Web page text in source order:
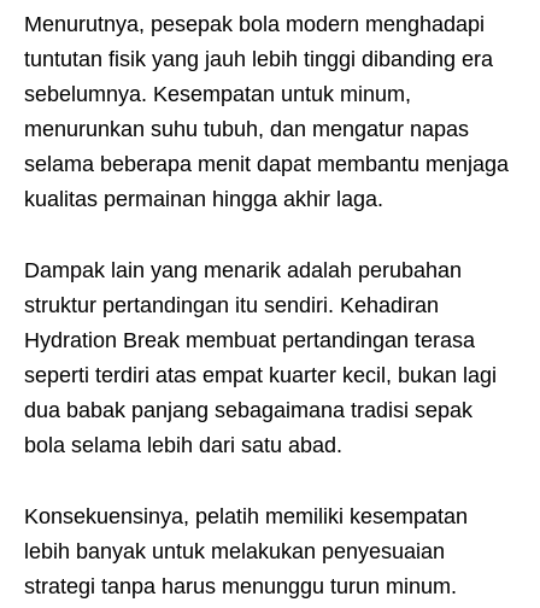
Menurutnya, pesepak bola modern menghadapi
tuntutan fisik yang jauh lebih tinggi dibanding era
sebelumnya. Kesempatan untuk minum,
menurunkan suhu tubuh, dan mengatur napas
selama beberapa menit dapat membantu menjaga
kualitas permainan hingga akhir laga.
Dampak lain yang menarik adalah perubahan
struktur pertandingan itu sendiri. Kehadiran
Hydration Break membuat pertandingan terasa
seperti terdiri atas empat kuarter kecil, bukan lagi
dua babak panjang sebagaimana tradisi sepak
bola selama lebih dari satu abad.
Konsekuensinya, pelatih memiliki kesempatan
lebih banyak untuk melakukan penyesuaian
strategi tanpa harus menunggu turun minum.